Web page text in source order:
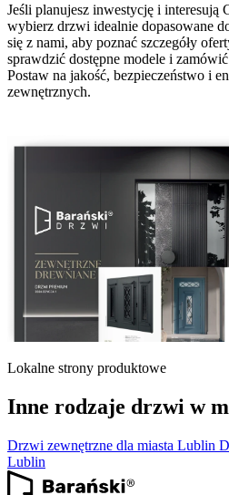
Jeśli planujesz inwestycję i
wybierz drzwi idealnie dopasowane
się z nami, aby poznać szczegóły
sprawdzić dostępne modele i
Postaw na jakość, bezpieczeństwo i
zewnętrznych.
Lokalne strony produktowe
Inne rodzaje drzwi w
Drzwi zewnętrzne dla miasta Lublin
Lublin